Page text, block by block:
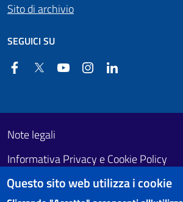
Sito di archivio
SEGUICI SU
FacebookTwitter YouTube Instagram
Footer First
Useful links section
Note legali
Informativa Privacy e Cookie Policy
Obiettivi di accessibilità
Questo sito web utilizza i cookie